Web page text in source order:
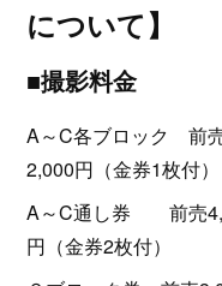
について】
■撮影料金
A～C各ブロック 前
2,000円（金券1枚付）
A～C通し券 前売
円（金券2枚付）